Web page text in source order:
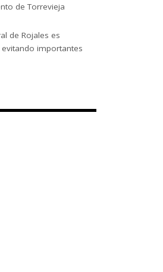
de Torrevieja
de Rojales es
importantes